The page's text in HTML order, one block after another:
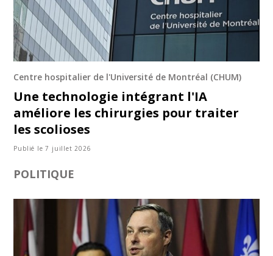
Centre hospitalier de l'Université de Montréal (CHUM)
Une technologie intégrant l'IA
améliore les chirurgies pour traiter
les scolioses
Publié le 7 juillet 2026
POLITIQUE